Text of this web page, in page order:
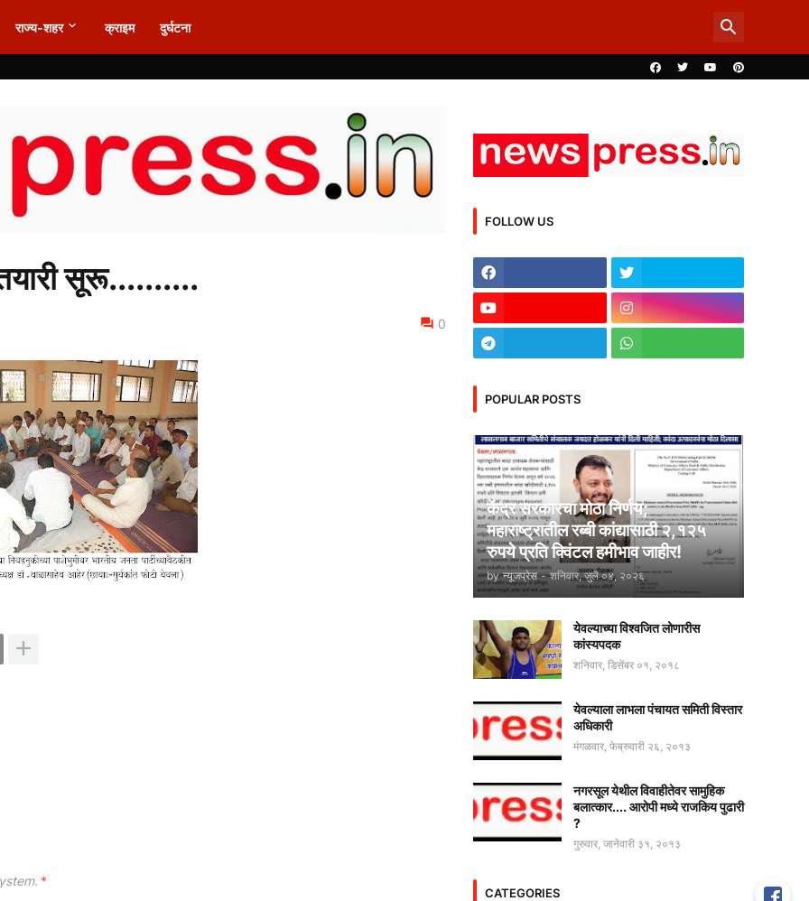
राज्य-शहर क्राइम दुर्घटना
सूरू..........
0
*
FOLLOW US
POPULAR POSTS
केंद्र सरकारचा मोठा निर्णय;
महाराष्ट्रातील रब्बी कांद्यासाठी २,१२५
रुपये प्रति क्विंटल हमीभाव जाहीर!
by न्यूजप्रेस - शनिवार, जुलै ०४, २०२६
येवल्याच्या विश्वजित लोणारीस
कांस्यपदक
शनिवार, डिसेंबर ०१, २०१८
येवल्याला लाभला पंचायत समिती विस्तार
अधिकारी
मंगळवार, फेब्रुवारी २६, २०१३
नगरसूल येथील विवाहीतेवर सामुहिक
बलात्कार.... आरोपी मध्ये राजकिय पुढारी
?
गुरुवार, जानेवारी ३१, २०१३
CATEGORIES